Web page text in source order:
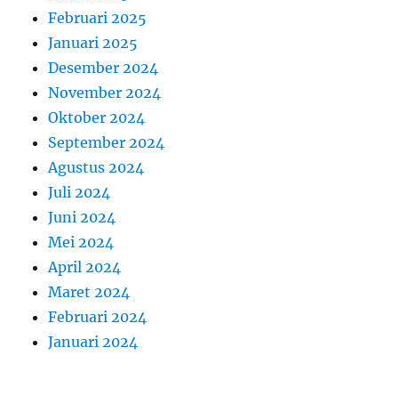
Februari 2025
Januari 2025
Desember 2024
November 2024
Oktober 2024
September 2024
Agustus 2024
Juli 2024
Juni 2024
Mei 2024
April 2024
Maret 2024
Februari 2024
Januari 2024